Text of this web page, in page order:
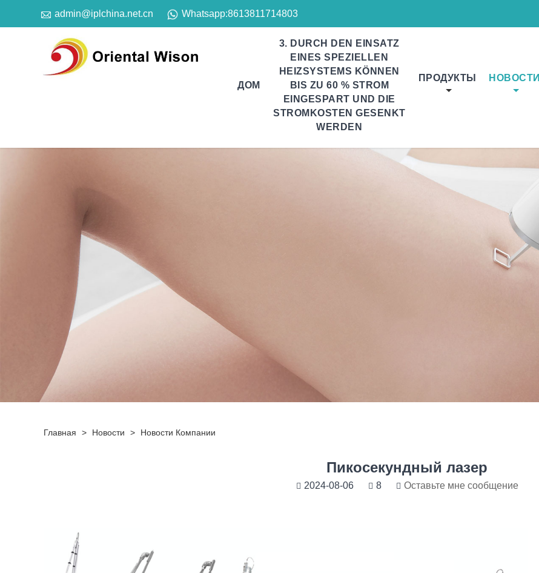
 admin@iplchina.net.cn Whatsapp:8613811714803
ДОМ
3. DURCH DEN EINSATZ
EINES SPEZIELLEN
HEIZSYSTEMS KÖNNEN
BIS ZU 60 % STROM
EINGESPART UND DIE
STROMKOSTEN GESENKT
WERDEN
ПРОДУКТЫ НОВОСТИ
Главная > Новости > Новости Компании
Пикосекундный лазер
2024-08-06 8 Оставьте мне сообщение